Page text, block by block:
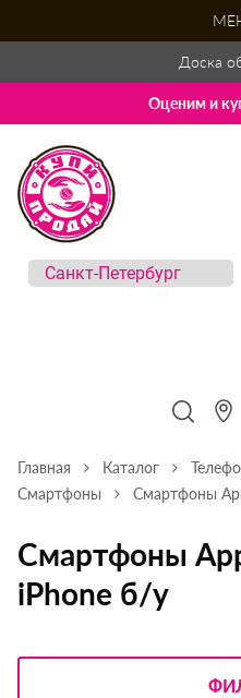
Доска
Оценим и
Главная Каталог
Смартфоны
Смартфоны
Смартфоны
iPhone б/у